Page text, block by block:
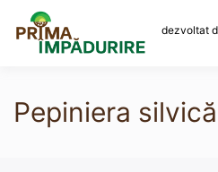
content
dezvoltat
Pepiniera